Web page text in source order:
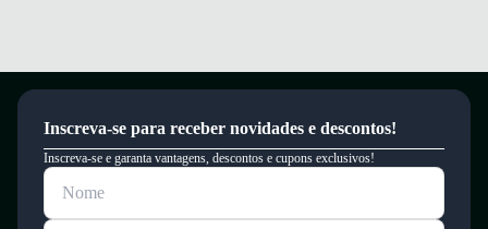
Quais os benefícios de escolher esse modelo?
toque macio.
Palmilha de espuma e EVA que oferece conforto prolongado para os pés.
Solado emborrachado que garante estabilidade e segurança ao caminhar.
A sapatilha proporciona conforto e segurança para o uso diário das
meninas.
Inscreva-se para receber novidades e descontos!
Inscreva-se e garanta vantagens, descontos e cupons exclusivos!